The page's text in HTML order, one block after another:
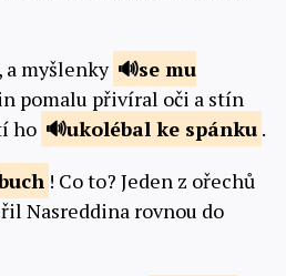
a myšlenky
se mu
pomalu přivíral oči a stín
ho
ukolébal ke spánku .
! Co to? Jeden z ořechů
Nasreddina rovnou do